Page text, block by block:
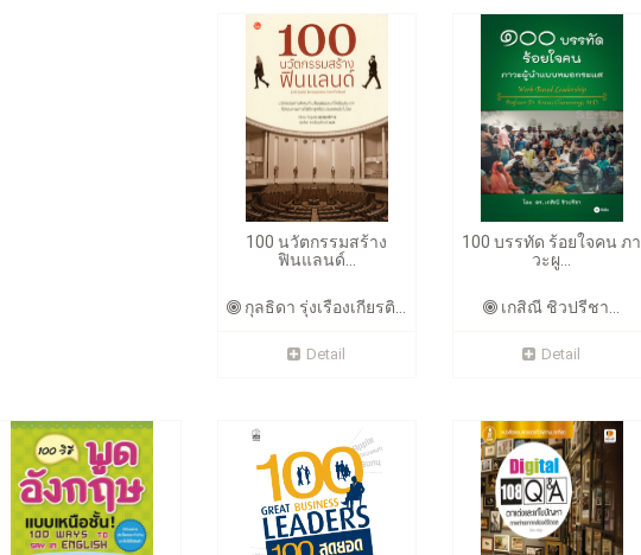
100 นวัตกรรมสร้าง
ฟินแลนด์...
กุลธิดา รุ่งเรืองเกียรติ...
Detail
100 บรรทัด ร้อยใจคน ภา
วะผู...
เกสิณี ชิวปรีชา...
Detail